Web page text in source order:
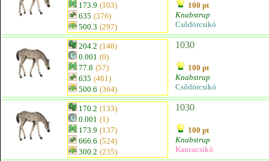
173.9 (103)
635 (376)
500.3 (297)
100 pt
Knabstrup
Csődörcsikó
204.2 (148)
0.001 (0)
77.8 (57)
635 (461)
500.6 (364)
1030
100 pt
Knabstrup
Csődörcsikó
170.2 (133)
0.001 (1)
173.9 (137)
666.6 (524)
300.2 (235)
1030
100 pt
Knabstrup
Kancacsikó